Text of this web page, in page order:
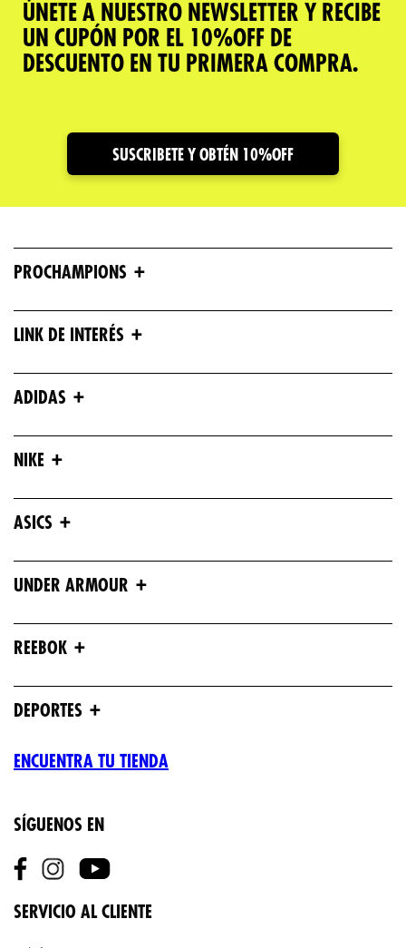
ÚNETE A NUESTRO NEWSLETTER Y RECIBE
UN CUPÓN POR EL 10%OFF DE
DESCUENTO EN TU PRIMERA COMPRA.
SUSCRIBETE Y OBTÉN 10%OFF
PROCHAMPIONS +
LINK DE INTERÉS +
ADIDAS +
NIKE +
ASICS +
UNDER ARMOUR +
REEBOK +
DEPORTES +
ENCUENTRA TU TIENDA
SÍGUENOS EN
SERVICIO AL CLIENTE